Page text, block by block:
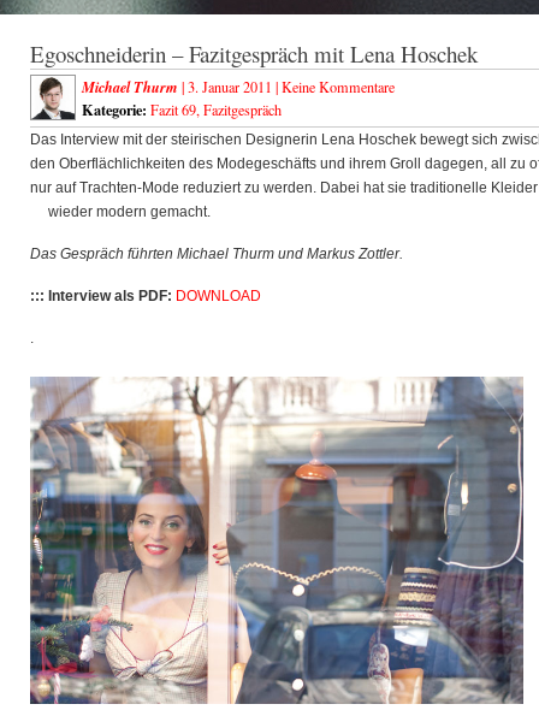
Egoschneiderin – Fazitgespräch mit Lena Hoschek
Michael Thurm | 3. Januar 2011 |Keine Kommentare
Kategorie: Fazit 69, Fazitgespräch
Das Interview mit der steirischen Designerin Lena Hoschek bewegt sich
den Oberflächlichkeiten des Modegeschäfts und ihrem Groll dagegen, all zu
nur auf Trachten-Mode reduziert zu werden. Dabei hat sie traditionelle Kleider
wieder modern gemacht.
Das Gespräch führten Michael Thurm und Markus Zottler.
::: Interview als PDF: DOWNLOAD
.